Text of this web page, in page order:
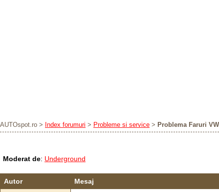
AUTOspot.ro > Index forumuri > Probleme si service > Problema Faruri
Moderat de: Underground
Autor
Mesaj